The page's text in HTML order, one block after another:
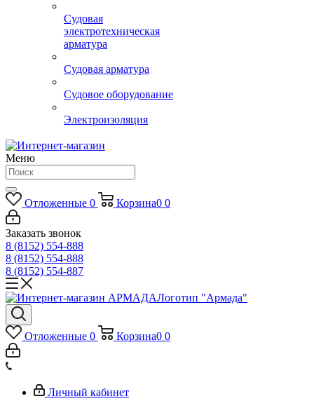
Судовая
электротехническая
арматура
Судовая арматура
Судовое оборудование
Электроизоляция
Меню
Отложенные 0 Корзина0 0
Заказать звонок
8 (8152) 554-888
8 (8152) 554-888
8 (8152) 554-887
Логотип "Армада"
Отложенные 0 Корзина0 0
Личный кабинет